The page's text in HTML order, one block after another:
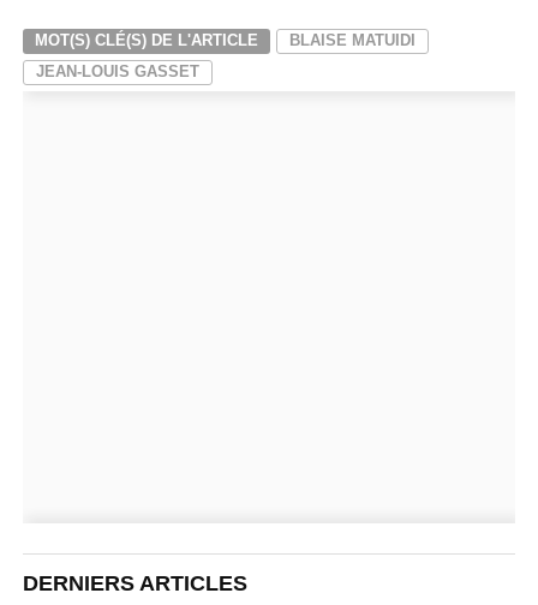
MOT(S) CLÉ(S) DE L'ARTICLE
BLAISE MATUIDI
JEAN-LOUIS GASSET
DERNIERS ARTICLES